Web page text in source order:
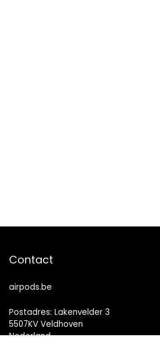
Contact
airpods.be
Postadres: Lakenvelder 3
5507KV Veldhoven